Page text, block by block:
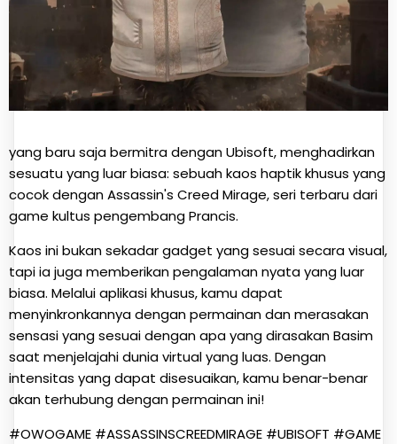
yang baru saja bermitra dengan Ubisoft, menghadirkan
sesuatu yang luar biasa: sebuah kaos haptik khusus yang
cocok dengan Assassin's Creed Mirage, seri terbaru dari
game kultus pengembang Prancis.
Kaos ini bukan sekadar gadget yang sesuai secara visual,
tapi ia juga memberikan pengalaman nyata yang luar
biasa. Melalui aplikasi khusus, kamu dapat
menyinkronkannya dengan permainan dan merasakan
sensasi yang sesuai dengan apa yang dirasakan Basim
saat menjelajahi dunia virtual yang luas. Dengan
intensitas yang dapat disesuaikan, kamu benar-benar
akan terhubung dengan permainan ini!
#OWOGAME #ASSASSINSCREEDMIRAGE #UBISOFT #GAME